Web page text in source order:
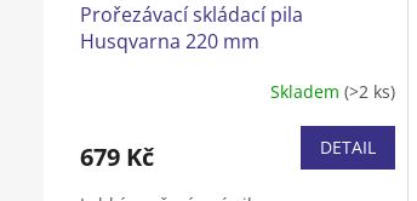
Prořezávací skládací pila
Husqvarna 220 mm
je
Skladem (>2 ks)
679 Kč DETAIL